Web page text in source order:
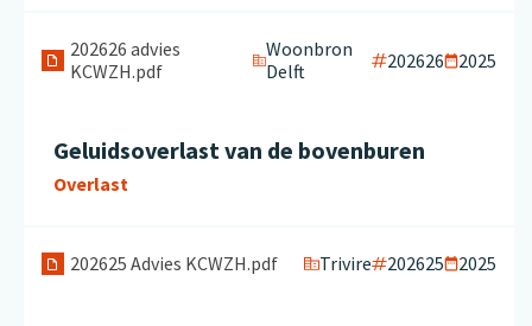
202626 advies
KCWZH.pdf
Woonbron
Delft
202626 2025
Geluidsoverlast van de bovenburen
Overlast
202625 Advies KCWZH.pdf Trivire 202625 2025